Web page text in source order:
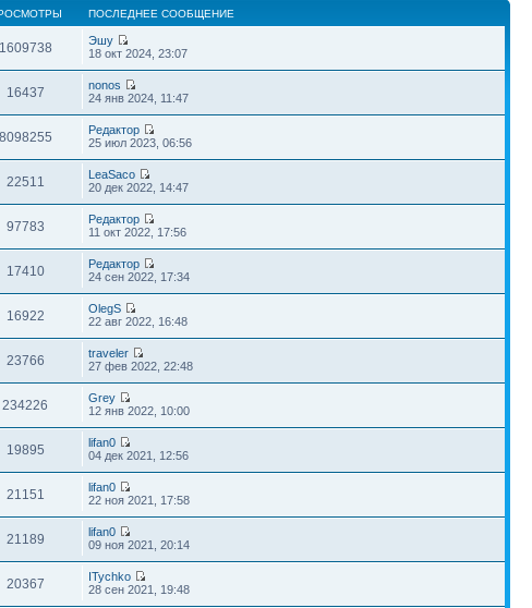
ПОСЛЕДНЕЕ СООБЩЕНИЕ
1609738
Эшу
18 окт 2024, 23:07
16437
nonos
24 янв 2024, 11:47
8098255
Редактор
25 июл 2023, 06:56
22511
LeaSaco
20 дек 2022, 14:47
97783
Редактор
11 окт 2022, 17:56
17410
Редактор
24 сен 2022, 17:34
16922
OlegS
22 авг 2022, 16:48
23766
traveler
27 фев 2022, 22:48
234226
Grey
12 янв 2022, 10:00
19895
lifan0
04 дек 2021, 12:56
21151
lifan0
22 ноя 2021, 17:58
21189
lifan0
09 ноя 2021, 20:14
20367
ITychko
28 сен 2021, 19:48